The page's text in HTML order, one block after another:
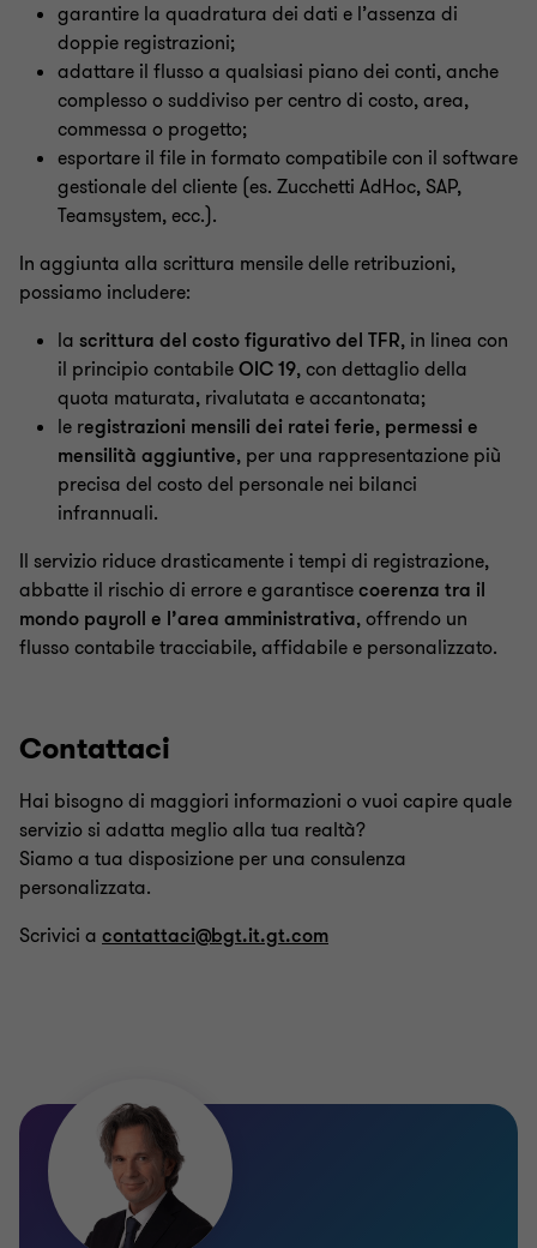
garantire la quadratura dei dati e l’assenza di
doppie registrazioni;
adattare il flusso a qualsiasi piano dei conti, anche
complesso o suddiviso per centro di costo, area,
commessa o progetto;
esportare il file in formato compatibile con il software
gestionale del cliente (es. Zucchetti AdHoc, SAP,
Teamsystem, ecc.).
In aggiunta alla scrittura mensile delle retribuzioni,
possiamo includere:
la scrittura del costo figurativo del TFR, in linea con
il principio contabileOIC 19, con dettaglio della
quota maturata, rivalutata e accantonata;
le registrazioni mensili dei ratei ferie, permessi e
mensilità aggiuntive, per una rappresentazione più
precisa del costo del personale nei bilanci
infrannuali.
Il servizio riduce drasticamente i tempi di registrazione,
abbatte il rischio di errore e garantiscecoerenza tra il
mondo payroll e l’area amministrativa, offrendo un
flusso contabile tracciabile, affidabile e personalizzato.
Contattaci
Hai bisogno di maggiori informazioni o vuoi capire quale
servizio si adatta meglio alla tua realtà?
Siamo a tua disposizione per una consulenza
personalizzata.
Scrivici a contattaci@bgt.it.gt.com